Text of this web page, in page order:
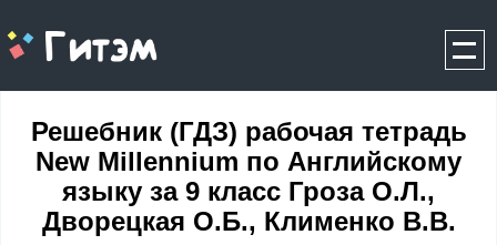
gitem.me
Решебник (ГДЗ) рабочая тетрадь
New Millennium по Английскому
языку за 9 класс Гроза О.Л.,
Дворецкая О.Б., Клименко В.В.